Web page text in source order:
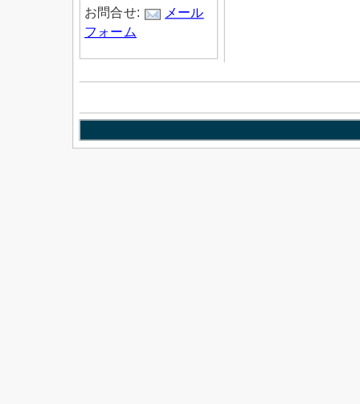
お問合せ:
メール
フォーム